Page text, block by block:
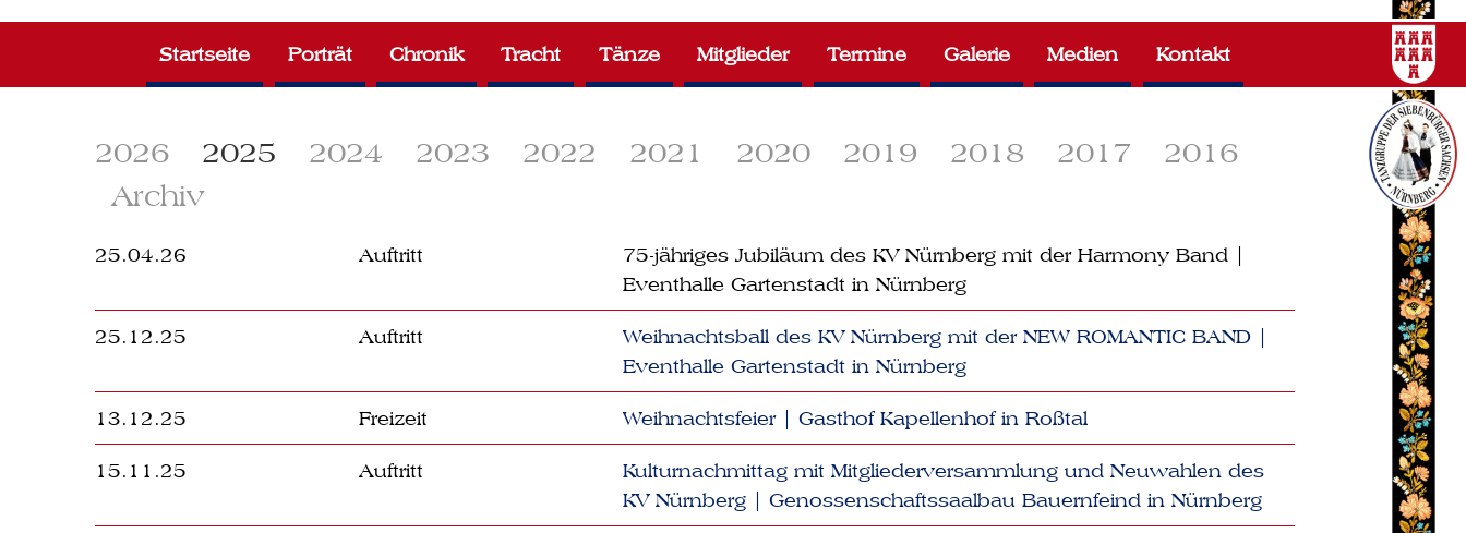
2026 2025 2024 2023 2022 2021 2020 2019 2018 2017
2016
Archiv
Startseite Porträt Chronik Tracht Tänze Mitglieder Termine Galerie Medien Kontakt
25.04.26 Auftritt
75-jähriges Jubiläum des KV Nürnberg mit der Harmony Band |
Eventhalle Gartenstadt in Nürnberg
25.12.25 Auftritt
Weihnachtsball des KV Nürnberg mit der NEW ROMANTIC BAND |
Eventhalle Gartenstadt in Nürnberg
13.12.25 Freizeit Weihnachtsfeier | Gasthof Kapellenhof in Roßtal
15.11.25 Auftritt
Kulturnachmittag mit Mitgliederversammlung und Neuwahlen des
KV Nürnberg | Genossenschaftssaalbau Bauernfeind in Nürnberg